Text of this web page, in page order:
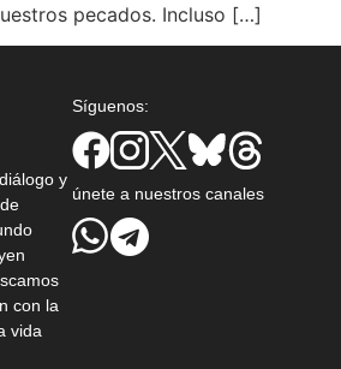
pecados. Incluso […]
y
con la
vida
Síguenos:
únete a nuestros canales